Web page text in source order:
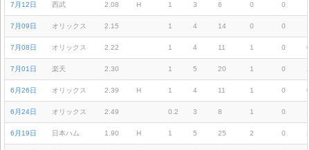
7月12日 西武 2.08 H 1 3 6 0 0
7月09日 オリックス 2.15 1 4 14 0 0
7月08日 オリックス 2.22 1 4 11 1 0 0
7月01日 楽天 2.30 1 5 20 1 0 2
6月26日 オリックス 2.39 H 1 4 11 1 0 0
6月24日 オリックス 2.49 0.2 3 8 1 0
6月19日 日本ハム 1.90 H 1 5 25 2 0 2